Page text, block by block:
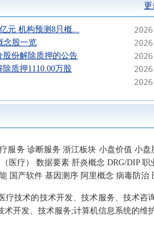
更
元 机构预测8只概...
念股一览
份解除质押的公告
质押1110.00万股
服务 诊断服务 浙江板块 小盘价值 小
医疗） 数据要素 肝炎概念 DRG/DIP
国产软件 基因测序 阿里概念 病毒防治
疗技术的技术开发、技术服务、技术
术开发、技术服务;计算机信息系统的